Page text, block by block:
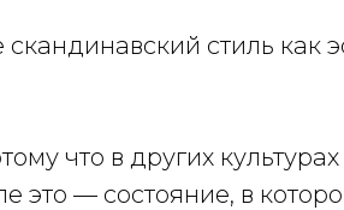
стиль как
что в других
это — состояние, в